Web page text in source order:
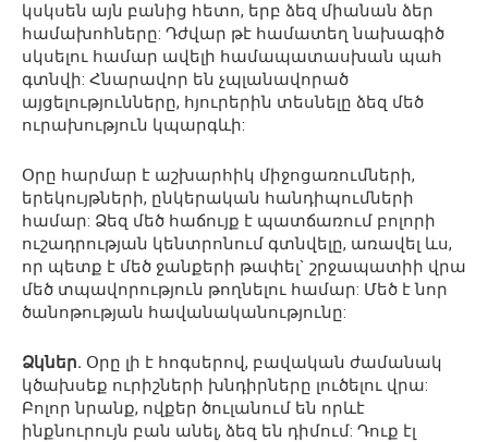
կսկսեն այն բանից հետո, երբ ձեզ միանան ձեր
համախոհները: Դժվար թէ համատեղ նախագիծ
սկսելու համար ավելի համապատասխան պահ
գտնվի: Հնարավոր են չպլանավորած
այցելությունները, հյուրերին տեսնելը ձեզ մեծ
ուրախություն կպարգևի:
Օրը հարմար է աշխարհիկ միջոցառումների,
երեկույթների, ընկերական հանդիպումների
համար: Ձեզ մեծ հաճույք է պատճառում բոլորի
ուշադրության կենտրոնում գտնվելը, առավել ևս,
որ պետք է մեծ ջանքերի թափել` շրջապատիի վրա
մեծ տպավորություն թողնելու համար: Մեծ է նոր
ծանոթության հավանականությունը:
Ձկներ. Օրը լի է հոգսերով, բավական ժամանակ
կծախսեք ուրիշների խնդիրները լուծելու վրա:
Բոլոր նրանք, ովքեր ծուլանում են որևէ
ինքնուրույն բան անել, ձեզ են դիմում: Դուք էլ